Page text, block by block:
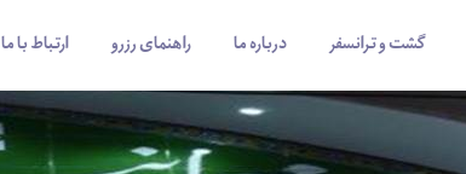
گشت و ترانسفر درباره ما راهنمای رزرو ارتباط با ما